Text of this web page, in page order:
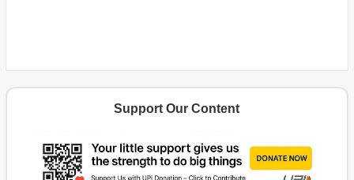
Support Our Content